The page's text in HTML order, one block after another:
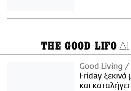
THE GOOD LIFO
Good Living
Friday ξεκινά
και